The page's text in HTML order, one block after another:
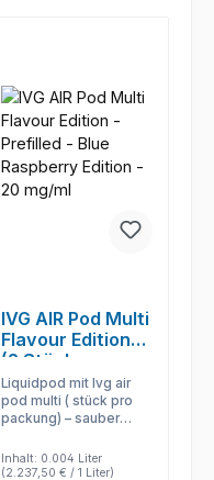
IVG AIR Pod Multi
Flavour Edition
(2 Stück pro
Packung) -
Prefilled
Liquidpod mit Ivg air
pod multi ( stück pro
packung) – sauber
wenn Coilwechsel und
Nachfüllen entfallen
Inhalt: 0.004 Liter
(2.237,50 € / 1 Liter)